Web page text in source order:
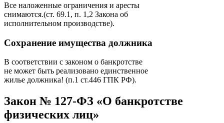
Все наложенные ограничения и аресты
снимаются.(ст. 69.1, п. 1,2 Закона об
исполнительном производстве).
Сохранение имущества должника
В соответствии с законом о банкротстве
не может быть реализовано единственное
жилье должника! (п.1 ст.446 ГПК РФ).
Закон № 127-ФЗ «О банкротстве
физических лиц»